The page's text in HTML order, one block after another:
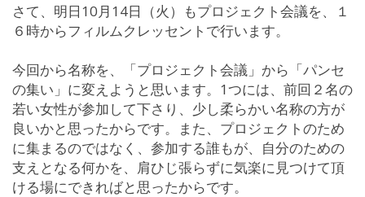
さて、明日10月14日（火）もプロジェクト会議を、１
６時からフィルムクレッセントで行います。
今回から名称を、「プロジェクト会議」から「パンセ
の集い」に変えようと思います。1つには、前回２名の
若い女性が参加して下さり、少し柔らかい名称の方が
良いかと思ったからです。また、プロジェクトのため
に集まるのではなく、参加する誰もが、自分のための
支えとなる何かを、肩ひじ張らずに気楽に見つけて頂
ける場にできればと思ったからです。